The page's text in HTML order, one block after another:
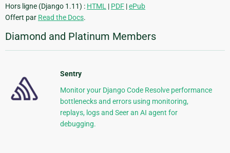
Hors ligne (Django 1.11) : HTML | PDF |ePub
Offert par Read the Docs.
Diamond and Platinum Members
Sentry
Monitor your Django Code Resolve performance
bottlenecks and errors using monitoring,
replays, logs and Seer an AI agent for
debugging.